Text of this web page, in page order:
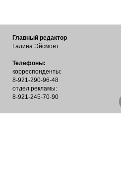
Главный редактор
Галина Эйсмонт
Телефоны:
корреспонденты:
8-921-290-96-48
отдел рекламы:
8-921-245-70-90